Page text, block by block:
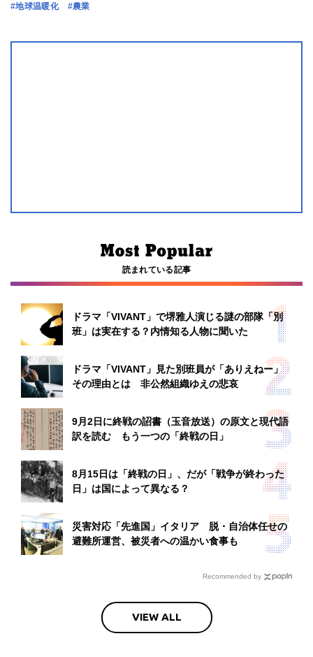
#地球温暖化
#農業
読まれている記事
ドラマ「VIVANT」で堺雅人演じる謎の部隊「別
班」は実在する？内情知る人物に聞いた
ドラマ「VIVANT」見た別班員が「ありえねー」
その理由とは 非公然組織ゆえの悲哀
9月2日に終戦の詔書（玉音放送）の原文と現代語
訳を読む もう一つの「終戦の日」
8月15日は「終戦の日」、だが「戦争が終わった
日」は国によって異なる？
災害対応「先進国」イタリア 脱・自治体任せの
避難所運営、被災者への温かい食事も
Recommended by
VIEW ALL